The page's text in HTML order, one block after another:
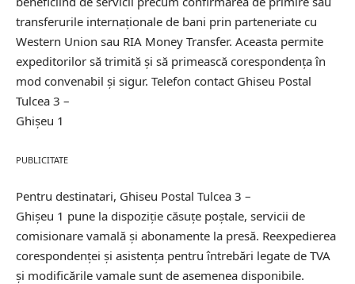
transferurile internaționale de bani prin parteneriate cu
Western Union sau RIA Money Transfer. Aceasta permite
expeditorilor să trimită și să primească corespondența în
mod convenabil și sigur. Telefon contact Ghiseu Postal
Tulcea 3 –
Ghişeu 1
PUBLICITATE
Pentru destinatari, Ghiseu Postal Tulcea 3 –
Ghişeu 1 pune la dispoziție căsuțe poștale, servicii de
comisionare vamală și abonamente la presă. Reexpedierea
corespondenței și asistența pentru întrebări legate de TVA
și modificările vamale sunt de asemenea disponibile.